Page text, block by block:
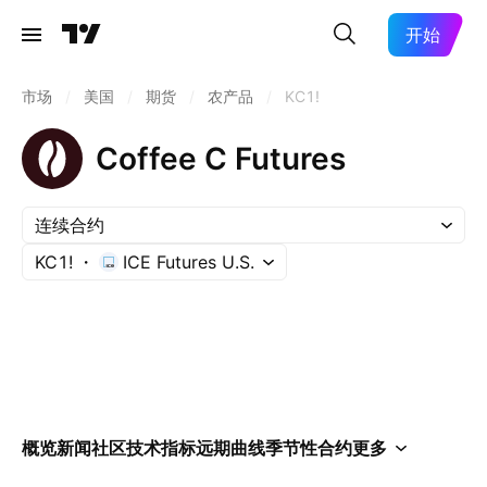
开始
市场 美国 期货 农产品 KC1!
Coffee C Futures
连续合约
KC1!
ICE Futures U.S.
概览新闻社区技术指标远期曲线季节性合约更多